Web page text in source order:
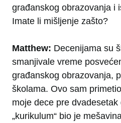
građanskog obrazovanja i
Imate li mišljenje zašto?
Matthew: Decenijama su
smanjivale vreme
građanskog obrazovanja,
školama. Ovo sam
moje dece pre
„kurikulum“ bio je